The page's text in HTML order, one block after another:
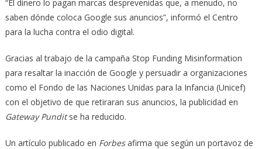
“El dinero lo pagan marcas desprevenidas que, a menudo, no
saben dónde coloca Google sus anuncios”, informó el Centro
para la lucha contra el odio digital.
Gracias al trabajo de la campaña Stop Funding Misinformation
para resaltar la inacción de Google y persuadir a organizaciones
como el Fondo de las Naciones Unidas para la Infancia (Unicef)
con el objetivo de que retiraran sus anuncios, la publicidad en
Gateway Punditse ha reducido.
Un artículo publicado en Forbesafirma que según un portavoz de